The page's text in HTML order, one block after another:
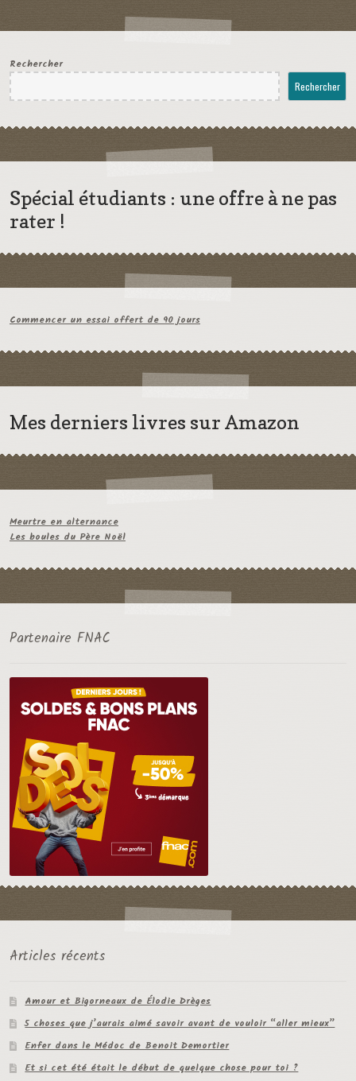
Rechercher
Rechercher
Spécial étudiants : une offre à ne pas
rater !
Commencer un essai offert de 90 jours
Mes derniers livres sur Amazon
Meurtre en alternance
Les boules du Père Noël
Partenaire FNAC
Articles récents
Amour et Bigorneaux de Élodie Drèges
5 choses que j’aurais aimé savoir avant de vouloir “aller mieux”
Enfer dans le Médoc de Benoit Demortier
Et si cet été était le début de quelque chose pour toi ?